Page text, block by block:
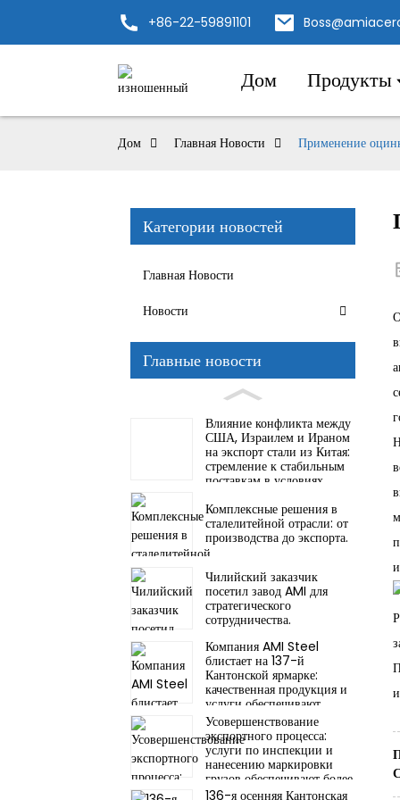
+86-22-59891101
Дом Продукты
Дом Главная Новости Применение
Категории новостей
Главная Новости
Новости
Главные новости
Влияние конфликта между
США, Израилем и Ираном
на экспорт стали из Китая:
стремление к стабильным
поставкам в условиях
Комплексные решения в
сталелитейной отрасли: от
производства до экспорта.
Чилийский заказчик
посетил завод AMI для
стратегического
сотрудничества.
Компания AMI Steel
блистает на 137-й
Кантонской ярмарке:
качественная продукция и
услуги обеспечивают
доступ к более чем 30
мировым рынкам.
Усовершенствование
экспортного процесса:
услуги по инспекции и
нанесению маркировки
грузов обеспечивают более
плавное таможенное
136-я осенняя Кантонская